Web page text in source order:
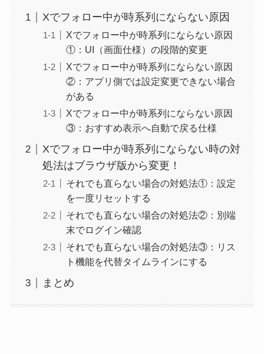
Xでフォロー中が時系列にならない原因
Xでフォロー中が時系列にならない原因
①：UI（画面仕様）の段階的変更
Xでフォロー中が時系列にならない原因
②：アプリ側では設定変更できない場合
がある
Xでフォロー中が時系列にならない原因
③：おすすめ表示へ自動で戻る仕様
Xでフォロー中が時系列にならない時の対
処法はブラウザ版から変更！
それでも直らない場合の対処法①：設定
を一度リセットする
それでも直らない場合の対処法②：別端
末でログイン確認
それでも直らない場合の対処法③：リス
ト機能を代替タイムラインにする
まとめ